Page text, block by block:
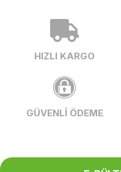
HIZLI KARGO
GÜVENLİ ÖDEME